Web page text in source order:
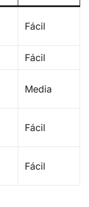
Fácil
Fácil
Media
Fácil
Fácil